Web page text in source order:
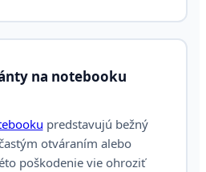
na notebooku
predstavujú bežný
otváraním alebo
poškodenie vie ohroziť